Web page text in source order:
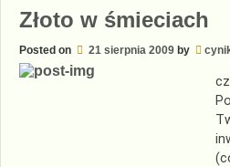
Złoto w śmieciach
Posted on 21 sierpnia 2009 by